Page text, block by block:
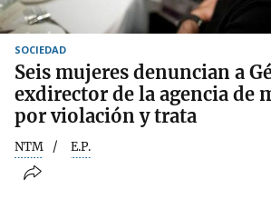
SOCIEDAD
Seis mujeres denuncian a
exdirector de la agencia de
por violación y trata
NTM E.P.